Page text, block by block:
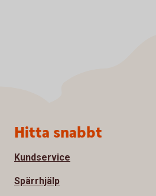
Sidfot
Hitta snabbt
Kundservice
Spärrhjälp